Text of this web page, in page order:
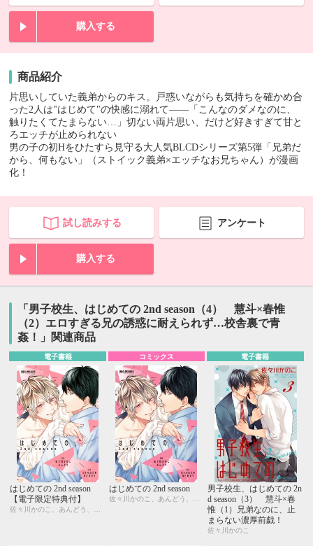
購入する
商品紹介
片思いしていた義弟からのキス。戸惑いながらも気持ちを確かめ合
った2人は"はじめて"の快感に溺れて――「こんなのダメなのに、
触りたくてたまらない…」切ない両片思い、だけど好きすぎて甘と
ろエッチが止められない
男の子の初Hをひたすら見守る大人気BLCDシリーズ第5弾「兄弟だ
から、何もない」（ストイック義弟×エッチなお兄ちゃん）が漫画
化！
試し読みする アンケート
購入する
「男子校生、はじめての 2nd season（4） 慧斗×春惟
（2）エロすぎる兄の誘惑に耐えられず…校舎裏で青
姦！」関連商品
電子書籍
はじめての 2nd season
【電子限定特典付】
コミックス
はじめての 2nd season
電子書籍
男子校生、はじめての 2n
d season（3） 慧斗×春
惟（1）兄弟なのに、止
まらない濃厚前戯！
佐々川かのこ